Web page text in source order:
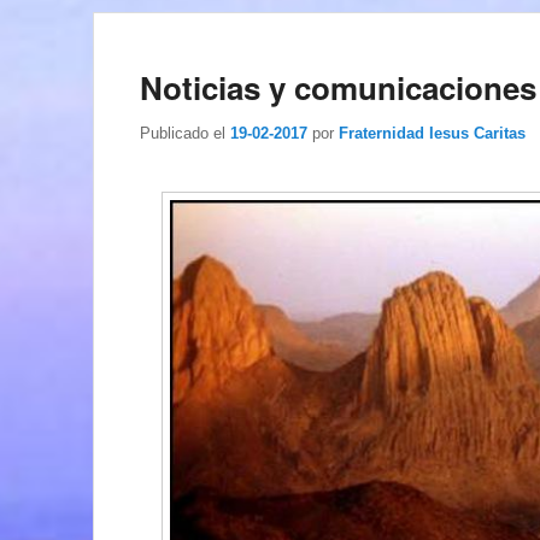
Noticias y comunicaciones
Publicado el 19-02-2017 por Fraternidad Iesus Caritas